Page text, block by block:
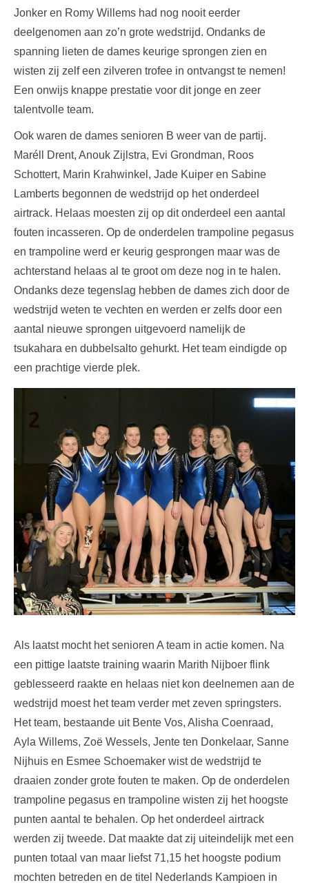
Jonker en Romy Willems had nog nooit eerder
deelgenomen aan zo’n grote wedstrijd. Ondanks de
spanning lieten de dames keurige sprongen zien en
wisten zij zelf een zilveren trofee in ontvangst te nemen!
Een onwijs knappe prestatie voor dit jonge en zeer
talentvolle team.
Ook waren de dames senioren B weer van de partij.
Maréll Drent, Anouk Zijlstra, Evi Grondman, Roos
Schottert, Marin Krahwinkel, Jade Kuiper en Sabine
Lamberts begonnen de wedstrijd op het onderdeel
airtrack. Helaas moesten zij op dit onderdeel een aantal
fouten incasseren. Op de onderdelen trampoline pegasus
en trampoline werd er keurig gesprongen maar was de
achterstand helaas al te groot om deze nog in te halen.
Ondanks deze tegenslag hebben de dames zich door de
wedstrijd weten te vechten en werden er zelfs door een
aantal nieuwe sprongen uitgevoerd namelijk de
tsukahara en dubbelsalto gehurkt. Het team eindigde op
een prachtige vierde plek.
Als laatst mocht het senioren A team in actie komen. Na
een pittige laatste training waarin Marith Nijboer flink
geblesseerd raakte en helaas niet kon deelnemen aan de
wedstrijd moest het team verder met zeven springsters.
Het team, bestaande uit Bente Vos, Alisha Coenraad,
Ayla Willems, Zoë Wessels, Jente ten Donkelaar, Sanne
Nijhuis en Esmee Schoemaker wist de wedstrijd te
draaien zonder grote fouten te maken. Op de onderdelen
trampoline pegasus en trampoline wisten zij het hoogste
punten aantal te behalen. Op het onderdeel airtrack
werden zij tweede. Dat maakte dat zij uiteindelijk met een
punten totaal van maar liefst 71,15 het hoogste podium
mochten betreden en de titel Nederlands Kampioen in